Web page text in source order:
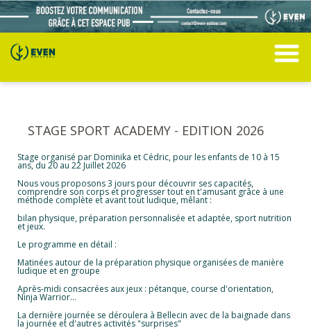
STAGE SPORT ACADEMY - EDITION 2026
Stage organisé par Dominika et Cédric, pour les enfants de 10 à 15
ans, du 20 au 22 Juillet 2026
Nous vous proposons 3 jours pour découvrir ses capacités,
comprendre son corps et progresser tout en t'amusant grâce à une
méthode complète et avant tout ludique, mêlant :
bilan physique, préparation personnalisée et adaptée, sport nutrition
et jeux.
Le programme en détail :
Matinées autour de la préparation physique organisées de manière
ludique et en groupe
Après-midi consacrées aux jeux : pétanque, course d'orientation,
Ninja Warrior...
La dernière journée se déroulera à Bellecin avec de la baignade dans
la journée et d'autres activités "surprises"